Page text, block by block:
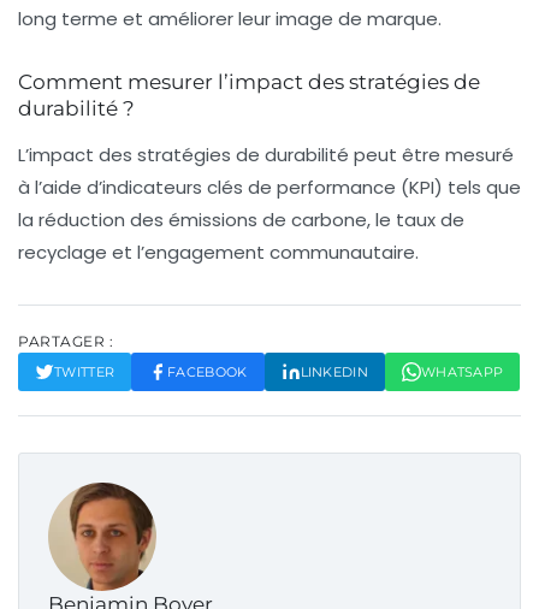
long terme et améliorer leur image de marque.
Comment mesurer l’impact des stratégies de
durabilité ?
L’impact des stratégies de durabilité peut être mesuré
à l’aide d’indicateurs clés de performance (KPI) tels que
la réduction des émissions de carbone, le taux de
recyclage et l’engagement communautaire.
PARTAGER :
TWITTER FACEBOOK LINKEDIN WHATSAPP
Benjamin Boyer